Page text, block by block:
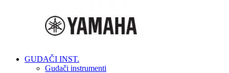
GUDAČI INST.
Gudači instrumenti